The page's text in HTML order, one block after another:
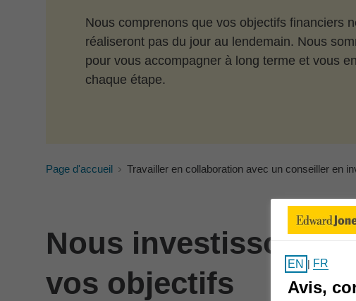
Nous comprenons que vos objectifs financiers
réaliseront pas du jour au lendemain. Nous
pour vous accompagner à long terme et vous
chaque étape.
Page d'accueil Travailler en collaboration avec un conseiller en
Nous investissons
vos objectifs
EN | FR
Avis,